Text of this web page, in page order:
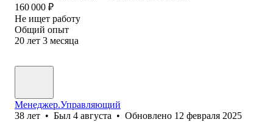
160 000 ₽
Не ищет работу
Общий опыт
20 лет 3 месяца
Менеджер.Управляющий
38 лет • Был 4 августа • Обновлено 12 февраля 2025